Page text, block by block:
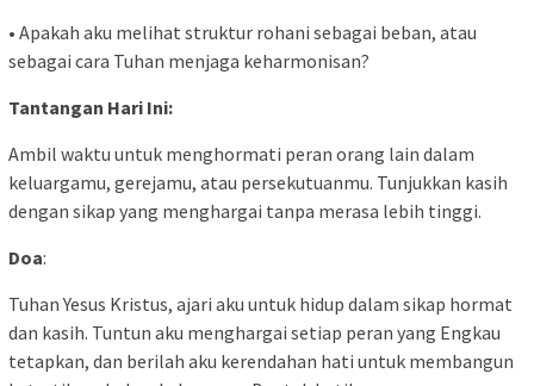
• Apakah aku melihat struktur rohani sebagai beban, atau
sebagai cara Tuhan menjaga keharmonisan?
Tantangan Hari Ini:
Ambil waktu untuk menghormati peran orang lain dalam
keluargamu, gerejamu, atau persekutuanmu. Tunjukkan kasih
dengan sikap yang menghargai tanpa merasa lebih tinggi.
Doa:
Tuhan Yesus Kristus, ajari aku untuk hidup dalam sikap hormat
dan kasih. Tuntun aku menghargai setiap peran yang Engkau
tetapkan, dan berilah aku kerendahan hati untuk membangun